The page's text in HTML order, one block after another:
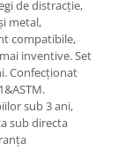
de distracție,
metal,
compatibile,
inventive. Set
Confecționat
sub 3 ani,
sub directa